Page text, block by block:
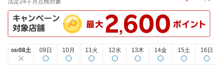
法定24ヶ月点検対象
08/08土 09日 10月 11火 12水 13木 14金 15土 16日